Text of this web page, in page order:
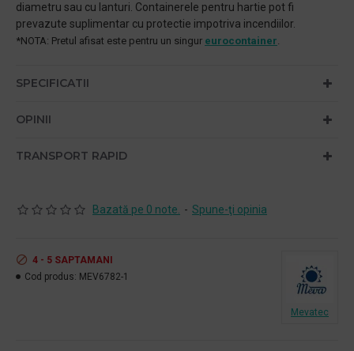
diametru sau cu lanturi. Containerele pentru hartie pot fi
prevazute suplimentar cu protectie impotriva incendiilor.
*NOTA: Pretul afisat este pentru un singur eurocontainer.
SPECIFICATII
OPINII
TRANSPORT RAPID
Bazată pe 0 note. - Spune-ţi opinia
4 - 5 SAPTAMANI
Cod produs: MEV6782-1
Mevatec